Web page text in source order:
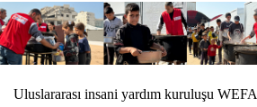
Uluslararası insani yardım kuruluşu